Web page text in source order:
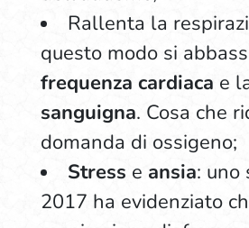
Rallenta la
questo modo si
frequenza cardiaca e
sanguigna. Cosa che
domanda di ossigeno;
Stress e ansia: uno
2017 ha evidenziato